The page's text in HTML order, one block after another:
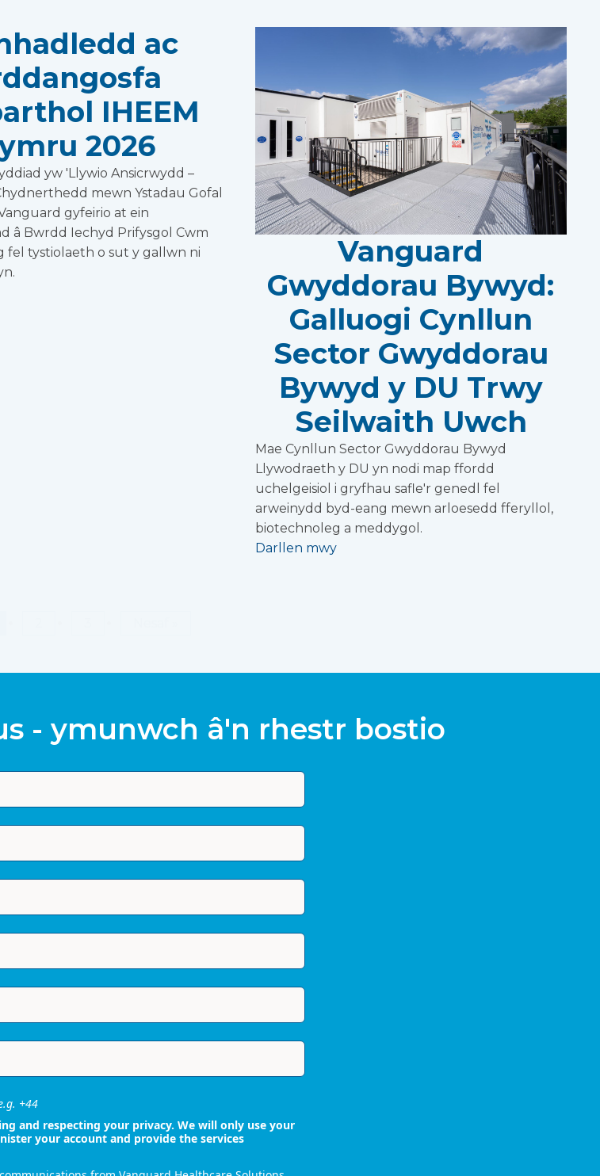
ac
IHEEM
2026
yw 'Llywio Ansicrwydd –
mewn Ystadau Gofal
gyfeirio at ein
â Bwrdd Iechyd Prifysgol Cwm
fel tystiolaeth o sut y gallwn ni
Vanguard
Gwyddorau Bywyd:
Galluogi Cynllun
Sector Gwyddorau
Bywyd y DU Trwy
Seilwaith Uwch
Mae Cynllun Sector Gwyddorau Bywyd
Llywodraeth y DU yn nodi map ffordd
uchelgeisiol i gryfhau safle'r genedl fel
arweinydd byd-eang mewn arloesedd fferyllol,
biotechnoleg a meddygol.
Darllen mwy
- ymunwch â'n rhestr bostio
+44
and respecting your privacy. We will only use your
your account and provide the services